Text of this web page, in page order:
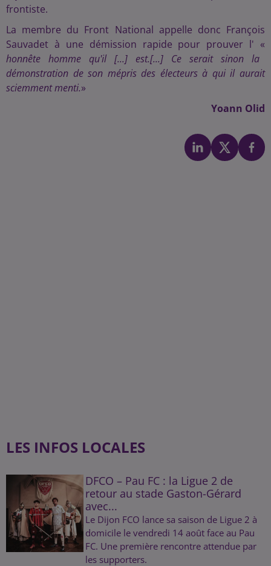
frontiste.
La membre du Front National appelle donc François
Sauvadet à une démission rapide pour prouver l' «
honnête homme qu'il [...] est.[...] Ce serait sinon la
démonstration de son mépris des électeurs à qui il aurait
sciemment menti.»
Yoann Olid
LES INFOS LOCALES
DFCO – Pau FC : la Ligue 2 de
retour au stade Gaston-Gérard
avec...
Le Dijon FCO lance sa saison de Ligue 2 à
domicile le vendredi 14 août face au Pau
FC. Une première rencontre attendue par
les supporters.